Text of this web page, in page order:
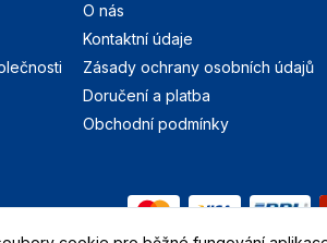
O nás
Kontaktní údaje
Zásady ochrany osobních údajů
Doručení a platba
Obchodní podmínky